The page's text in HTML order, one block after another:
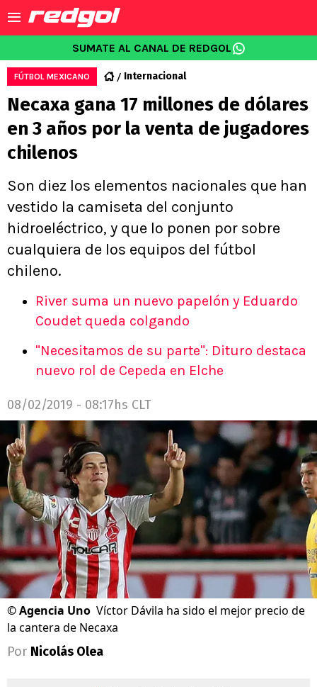
SUMATE AL CANAL DE REDGOL
FÚTBOL MEXICANO Internacional
Necaxa gana 17 millones de dólares
en 3 años por la venta de jugadores
chilenos
Son diez los elementos nacionales que han
vestido la camiseta del conjunto
hidroeléctrico, y que lo ponen por sobre
cualquiera de los equipos del fútbol
chileno.
River suma un nuevo papelón y Eduardo
Coudet queda colgando
"Necesitamos de su parte": Dituro destaca
nuevo rol de Cepeda en Elche
08/02/2019 - 08:17hs CLT
©Agencia Uno Víctor Dávila ha sido el mejor precio de
la cantera de Necaxa
Por Nicolás Olea